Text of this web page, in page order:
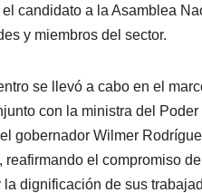
candidato a la Asamblea
y miembros del sector.
se llevó a cabo en el
con la ministra del
gobernador Wilmer
reafirmando el compromiso
la dignificación de sus